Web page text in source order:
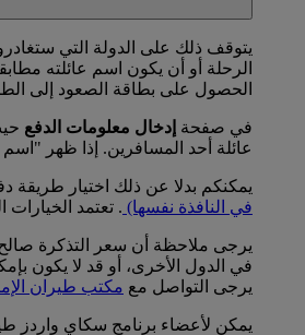
يتوقف ذلك على الدولة التي
الرحلة أو أن يكون اسم عائلته
الحصول على بطاقة الصعود إلى
في صفحة إدخال معلومات الدفع
عائلة أحد المسافرين. إذا ظهر
يمكنكم بدلا عن ذلك اختيار طريقة
في النافذة نفسها) . تعتمد
يرجى ملاحظة أن سعر التذكرة صالح
في الدول الأخرى، أو قد لا يكون
يرجى التواصل مع مكتب طيران
يمكن لأعضاء برنامج سكاي واردز